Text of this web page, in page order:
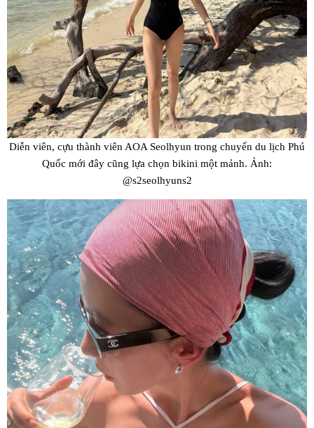
Diễn viên, cựu thành viên AOA Seolhyun trong chuyến du lịch Phú
Quốc mới đây cũng lựa chọn bikini một mảnh. Ảnh:
@s2seolhyuns2